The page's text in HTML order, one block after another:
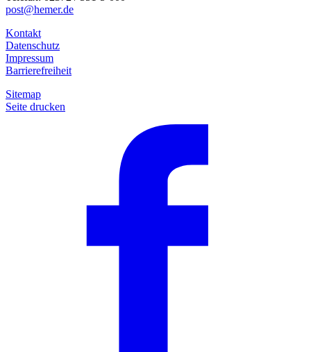
post@hemer.de
Kontakt
Datenschutz
Impressum
Barrierefreiheit
Sitemap
Seite drucken